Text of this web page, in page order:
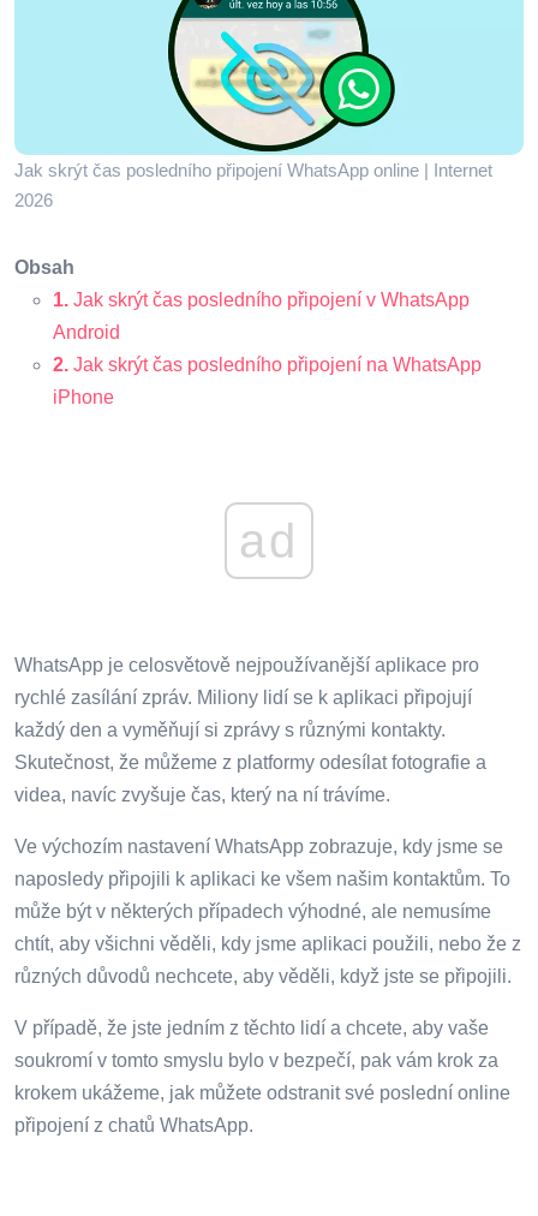
Jak skrýt čas posledního připojení WhatsApp online | Internet
2026
Obsah
1. Jak skrýt čas posledního připojení v WhatsApp
Android
2. Jak skrýt čas posledního připojení na WhatsApp
iPhone
ad
WhatsApp je celosvětově nejpoužívanější aplikace pro
rychlé zasílání zpráv. Miliony lidí se k aplikaci připojují
každý den a vyměňují si zprávy s různými kontakty.
Skutečnost, že můžeme z platformy odesílat fotografie a
videa, navíc zvyšuje čas, který na ní trávíme.
Ve výchozím nastavení WhatsApp zobrazuje, kdy jsme se
naposledy připojili k aplikaci ke všem našim kontaktům. To
může být v některých případech výhodné, ale nemusíme
chtít, aby všichni věděli, kdy jsme aplikaci použili, nebo že z
různých důvodů nechcete, aby věděli, když jste se připojili.
V případě, že jste jedním z těchto lidí a chcete, aby vaše
soukromí v tomto smyslu bylo v bezpečí, pak vám krok za
krokem ukážeme, jak můžete odstranit své poslední online
připojení z chatů WhatsApp.